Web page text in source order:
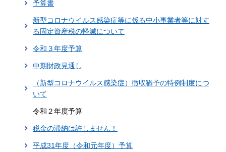
予算書
新型コロナウイルス感染症等に係る中小事業者等に対す
る固定資産税の軽減について
令和３年度予算
中期財政見通し
（新型コロナウイルス感染症）徴収猶予の特例制度につ
いて
令和２年度予算
税金の滞納は許しません！
平成31年度（令和元年度）予算